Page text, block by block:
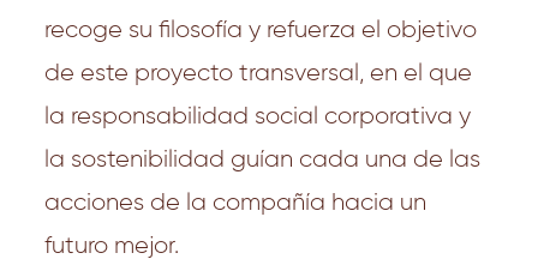
recoge su filosofía y refuerza el objetivo
de este proyecto transversal, en el que
la responsabilidad social corporativa y
la sostenibilidad guían cada una de las
acciones de la compañía hacia un
futuro mejor.